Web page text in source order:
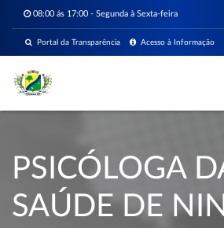
08:00 ás 17:00 - Segunda à Sexta-feira
Acesso à Informação
Portal da Transparência
PSICÓLOGA
SAÚDE DE